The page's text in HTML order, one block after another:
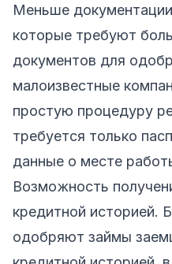
Меньше
которые требуют
документов для
малоизвестные
простую процедуру
требуется только
данные о месте
Возможность
кредитной историей.
одобряют займы